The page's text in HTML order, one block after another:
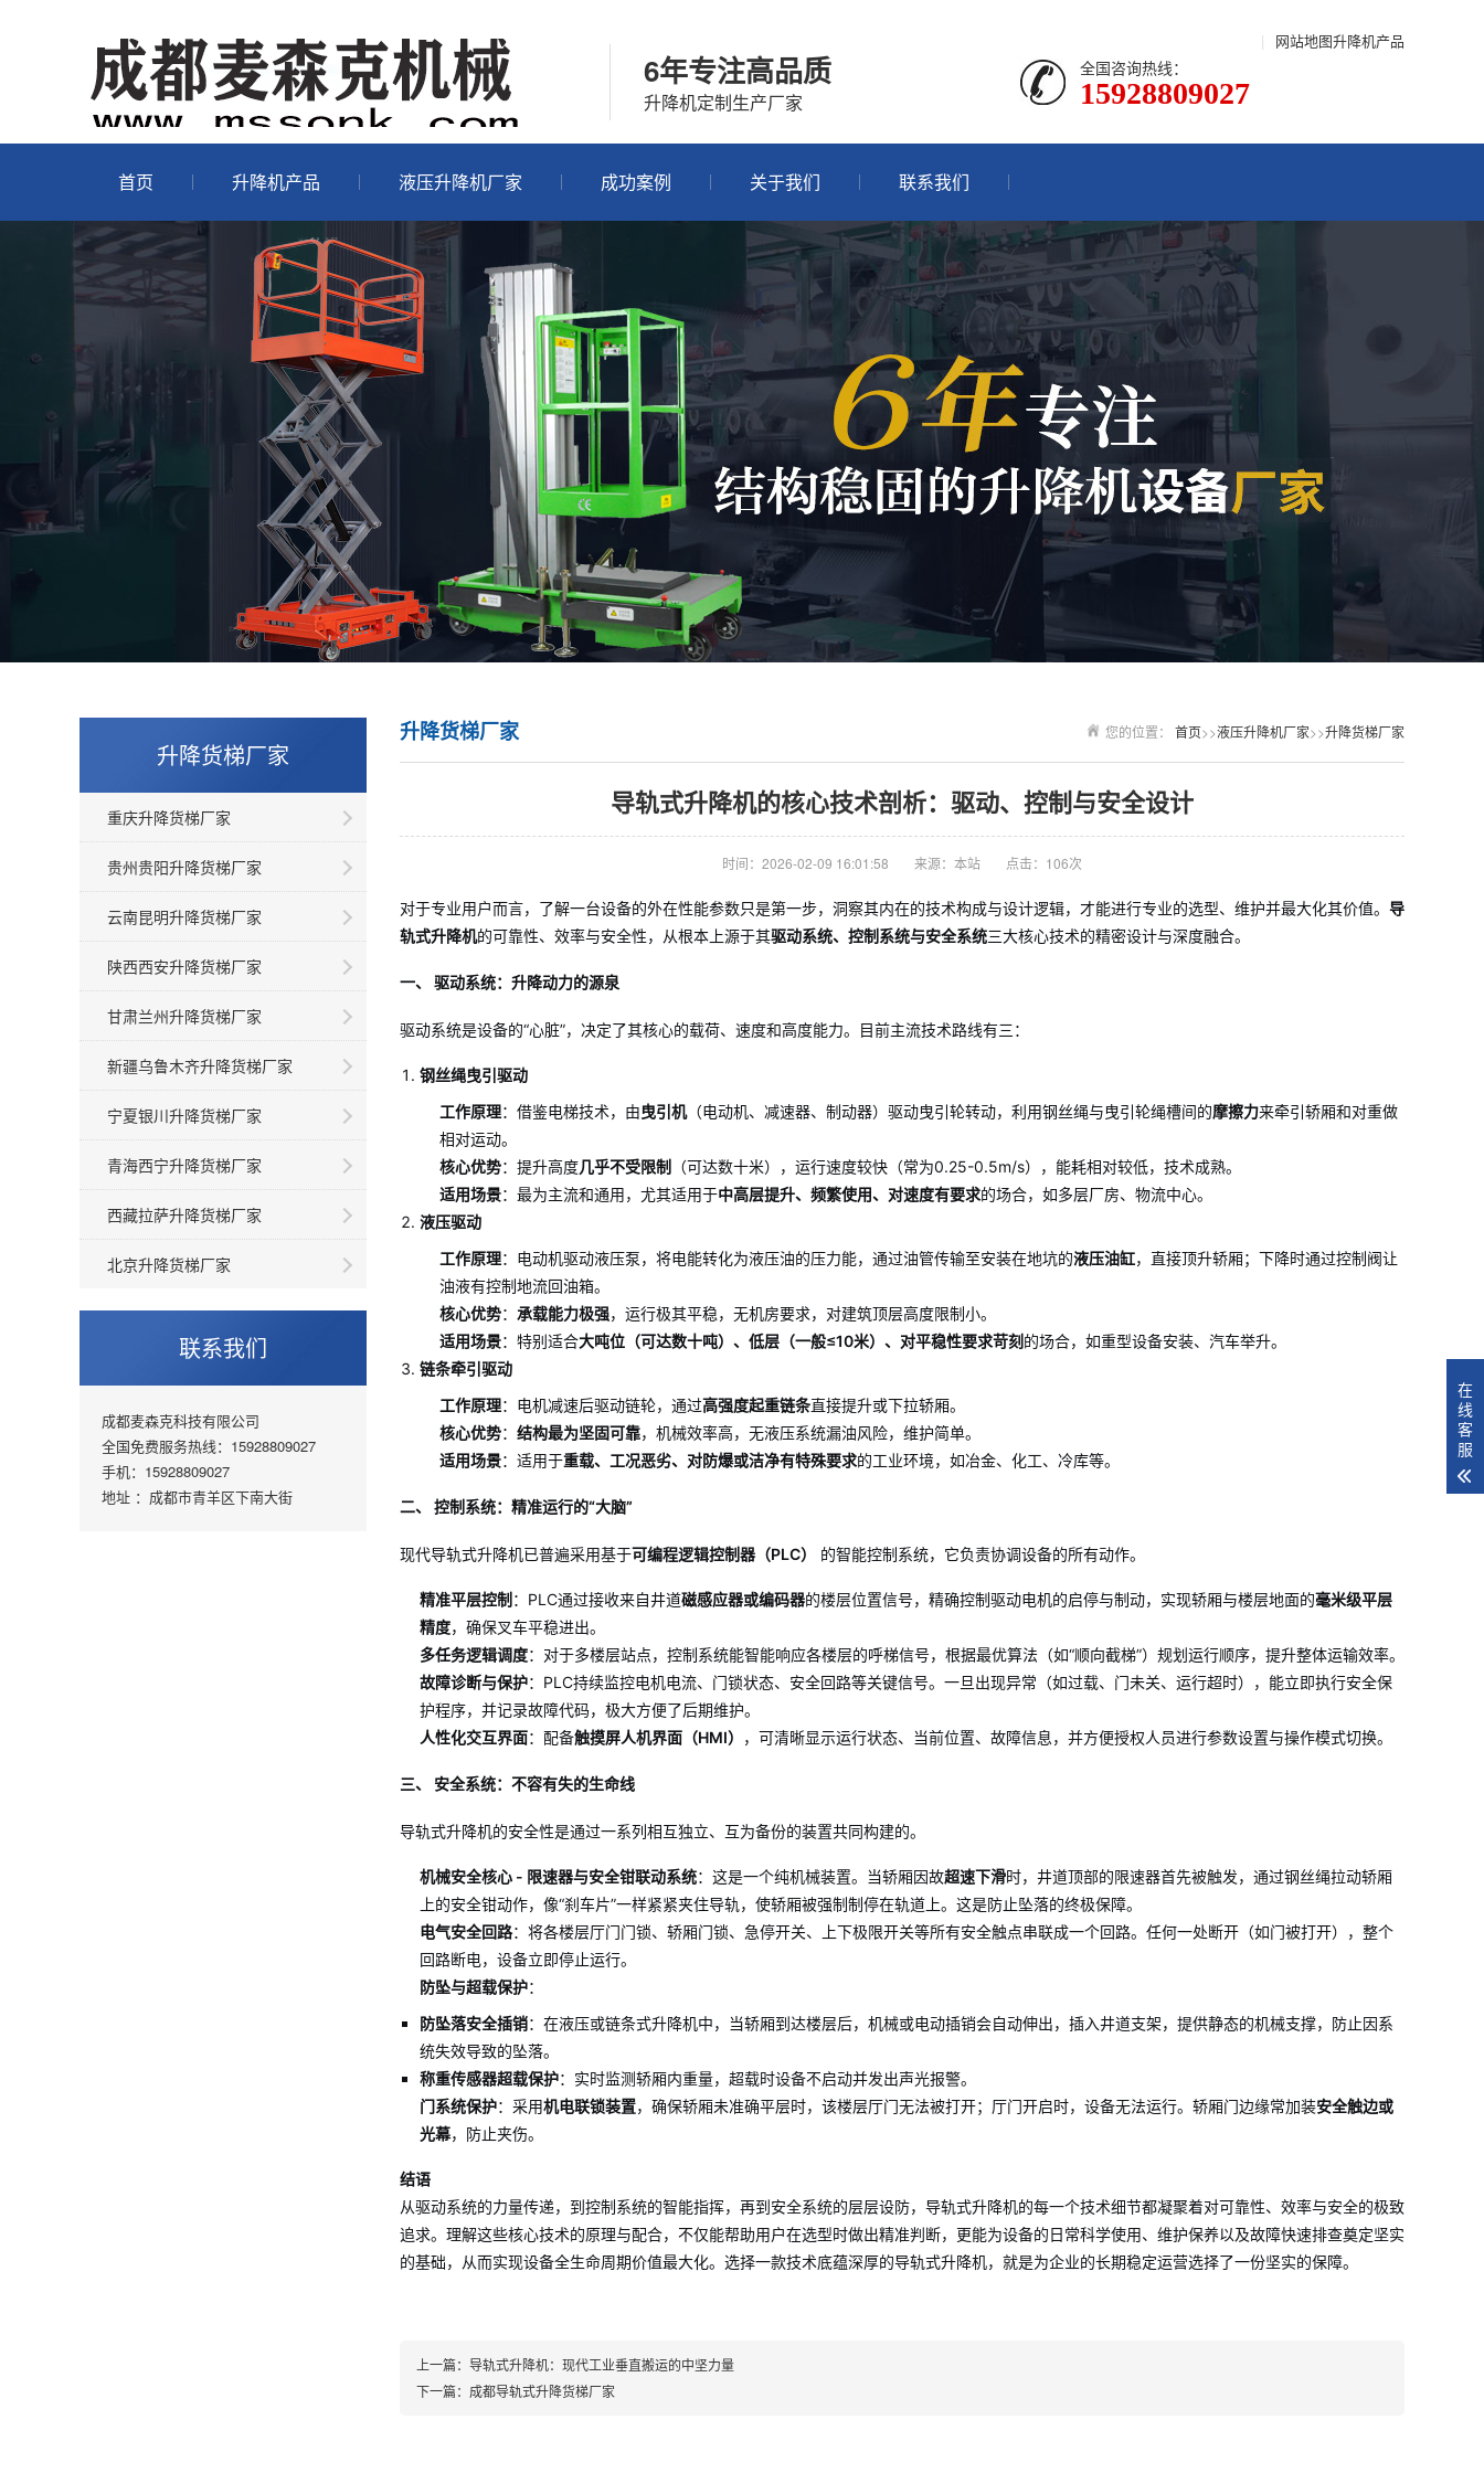
升降机产品
| 网站地图
6年专注高品质
升降机定制生产厂家
全国咨询热线：
15928809027
首页 升降机产品 液压升降机厂家 成功案例 关于我们 联系我们
升降货梯厂家
重庆升降货梯厂家
贵州贵阳升降货梯厂家
云南昆明升降货梯厂家
陕西西安升降货梯厂家
甘肃兰州升降货梯厂家
新疆乌鲁木齐升降货梯厂家
宁夏银川升降货梯厂家
青海西宁升降货梯厂家
西藏拉萨升降货梯厂家
北京升降货梯厂家
联系我们
成都麦森克科技有限公司
全国免费服务热线：15928809027
手机：15928809027
地址 ：成都市青羊区下南大街
您的位置： 首页>>液压升降机厂家>>升降货梯厂家
升降货梯厂家
导轨式升降机的核心技术剖析：驱动、控制与安全设计
时间：2026-02-09 16:01:58 来源：本站 点击：106次
对于专业用户而言，了解一台设备的外在性能参数只是第一步，洞察其内在的技术构成与设计逻辑，才能进行专业的选型、维护并最大化其价值。 导
轨式升降机的可靠性、效率与安全性，从根本上源于其驱动系统、控制系统与安全系统三大核心技术的精密设计与深度融合。
一、 驱动系统：升降动力的源泉
驱动系统是设备的“心脏”，决定了其核心的载荷、速度和高度能力。目前主流技术路线有三：
钢丝绳曳引驱动
工作原理：借鉴电梯技术，由曳引机（电动机、减速器、制动器）驱动曳引轮转动，利用钢丝绳与曳引轮绳槽间的摩擦力来牵引轿厢和对重做
相对运动。
核心优势：提升高度几乎不受限制
（可达数十米），运行速度较快（常为0.25-0.5m/s），能耗相对较低，技术成熟。
适用场景：最为主流和通用，尤其适用于中高层提升、频繁使用、对速度有要求的场合，如多层厂房、物流中心。
液压驱动
工作原理：电动机驱动液压泵，将电能转化为液压油的压力能，通过油管传输至安装在地坑的液压油缸，直接顶升轿厢；下降时通过控制阀让
油液有控制地流回油箱。
核心优势： 承载能力极强，运行极其平稳，无机房要求，对建筑顶层高度限制小。
适用场景：特别适合大吨位（可达数十吨）、低层（一般≤10米）、对平稳性要求苛刻 的场合，如重型设备安装、汽车举升。
链条牵引驱动
工作原理：电机减速后驱动链轮，通过高强度起重链条直接提升或下拉轿厢。
核心优势： 结构最为坚固可靠，机械效率高，无液压系统漏油风险，维护简单。
适用场景：适用于重载、工况恶劣、对防爆或洁净有特殊要求的工业环境，如冶金、化工、冷库等。
二、 控制系统：精准运行的“大脑”
现代导轨式升降机已普遍采用基于可编程逻辑控制器（PLC） 的智能控制系统，它负责协调设备的所有动作。
精准平层控制 ：PLC通过接收来自井道磁感应器或编码器的楼层位置信号，精确控制驱动电机的启停与制动，实现轿厢与楼层地面的毫米级平层
精度，确保叉车平稳进出。
多任务逻辑调度：对于多楼层站点，控制系统能智能响应各楼层的呼梯信号，根据最优算法（如“顺向截梯”）规划运行顺序，提升整体运输效率。
故障诊断与保护：PLC持续监控电机电流、门锁状态、安全回路等关键信号。一旦出现异常（如过载、门未关、运行超时），能立即执行安全保
护程序，并记录故障代码，极大方便了后期维护。
人性化交互界面：配备触摸屏人机界面（HMI） ，可清晰显示运行状态、当前位置、故障信息，并方便授权人员进行参数设置与操作模式切换。
三、 安全系统：不容有失的生命线
导轨式升降机的安全性是通过一系列相互独立、互为备份的装置共同构建的。
机械安全核心 - 限速器与安全钳联动系统：这是一个纯机械装置。当轿厢因故超速下滑时，井道顶部的限速器首先被触发，通过钢丝绳拉动轿厢
上的安全钳动作，像“刹车片”一样紧紧夹住导轨，使轿厢被强制制停在轨道上。这是防止坠落的终极保障。
电气安全回路：将各楼层厅门门锁、轿厢门锁、急停开关、上下极限开关等所有安全触点串联成一个回路。任何一处断开（如门被打开），整个
回路断电，设备立即停止运行。
防坠与超载保护：
防坠落安全插销：在液压或链条式升降机中，当轿厢到达楼层后，机械或电动插销会自动伸出，插入井道支架，提供静态的机械支撑，防止因系
统失效导致的坠落。
称重传感器超载保护：实时监测轿厢内重量，超载时设备不启动并发出声光报警。
门系统保护：采用机电联锁装置，确保轿厢未准确平层时，该楼层厅门无法被打开；厅门开启时，设备无法运行。轿厢门边缘常加装安全触边或
光幕，防止夹伤。
结语
从驱动系统的力量传递，到控制系统的智能指挥，再到安全系统的层层设防，导轨式升降机的每一个技术细节都凝聚着对可靠性、效率与安全的极致
追求。理解这些核心技术的原理与配合，不仅能帮助用户在选型时做出精准判断，更能为设备的日常科学使用、维护保养以及故障快速排查奠定坚实
的基础，从而实现设备全生命周期价值最大化。选择一款技术底蕴深厚的导轨式升降机，就是为企业的长期稳定运营选择了一份坚实的保障。
上一篇： 导轨式升降机：现代工业垂直搬运的中坚力量
下一篇： 成都导轨式升降货梯厂家
在
线
客
服